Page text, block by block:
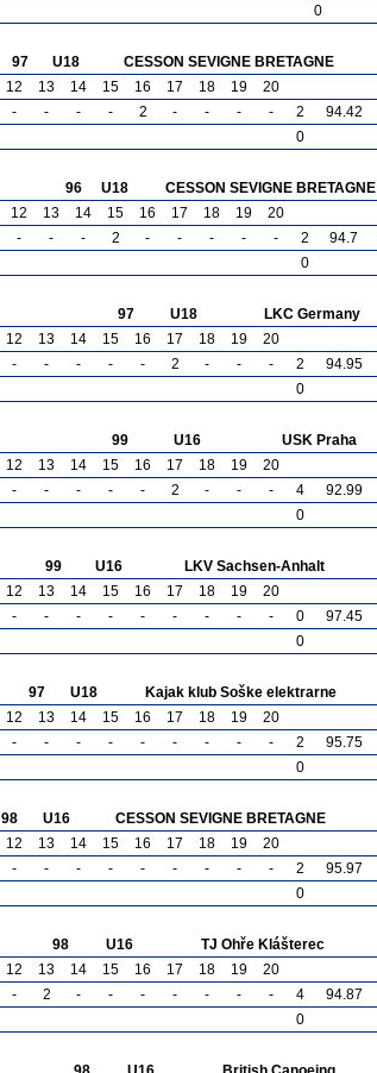
0
97 U18
CESSON SEVIGNE BRETAGNE
12 13 14 15 16 17 18 19
20
- - - - 2 - - - - 2 94.42
0
96 U18
CESSON SEVIGNE BRETAGNE
12 13 14 15 16 17 18 19
20
- - - 2 - - - - - 2 94.7
0
97 U18
LKC Germany
12 13 14 15 16 17 18 19
20
- - - - - 2 - - - 2 94.95
0
99 U16
USK Praha
12 13 14 15 16 17 18 19
20
- - - - - 2 - - - 4 92.99
0
99 U16
LKV Sachsen-Anhalt
12 13 14 15 16 17 18 19
20
- - - - - - - - - 0 97.45
0
97 U18
Kajak klub Soške elektrarne
12 13 14 15 16 17 18 19
20
- - - - - - - - - 2 95.75
0
98 U16
CESSON SEVIGNE BRETAGNE
12 13 14 15 16 17 18 19
20
- - - - - - - - - 2 95.97
0
98 U16
TJ Ohře Klášterec
12 13 14 15 16 17 18 19
20
- 2 - - - - - - - 4 94.87
0